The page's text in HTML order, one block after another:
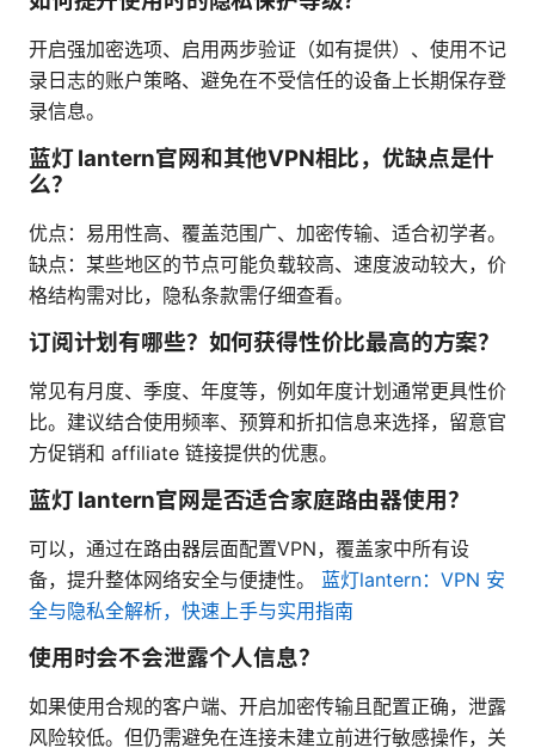
开启强加密选项、启用两步验证（如有提供）、使用不记
录日志的账户策略、避免在不受信任的设备上长期保存登
录信息。
蓝灯 lantern官网和其他VPN相比，优缺点是什
么？
优点：易用性高、覆盖范围广、加密传输、适合初学者。
缺点：某些地区的节点可能负载较高、速度波动较大，价
格结构需对比，隐私条款需仔细查看。
订阅计划有哪些？如何获得性价比最高的方案？
常见有月度、季度、年度等，例如年度计划通常更具性价
比。建议结合使用频率、预算和折扣信息来选择，留意官
方促销和 affiliate 链接提供的优惠。
蓝灯 lantern官网是否适合家庭路由器使用？
可以，通过在路由器层面配置VPN，覆盖家中所有设
备，提升整体网络安全与便捷性。 蓝灯lantern：VPN 安
全与隐私全解析，快速上手与实用指南
使用时会不会泄露个人信息？
如果使用合规的客户端、开启加密传输且配置正确，泄露
风险较低。但仍需避免在连接未建立前进行敏感操作，关